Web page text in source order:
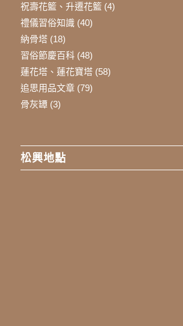
祝壽花籃、升遷花籃(4)
禮儀習俗知識(40)
納骨塔(18)
習俗節慶百科(48)
蓮花塔、蓮花寶塔(58)
追思用品文章(79)
骨灰罈(3)
松興地點